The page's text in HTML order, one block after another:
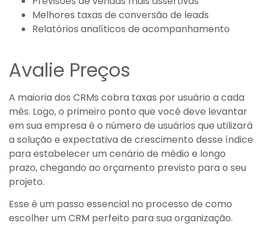
Melhores taxas de conversão de leads
Relatórios analíticos de acompanhamento
Avalie Preços
A maioria dos CRMs cobra taxas por usuário a cada
mês. Logo, o primeiro ponto que você deve levantar
em sua empresa é o número de usuários que utilizará
a solução e expectativa de crescimento desse índice
para estabelecer um cenário de médio e longo
prazo, chegando ao orçamento previsto para o seu
projeto.
Esse é um passo essencial no processo de como
escolher um CRM perfeito para sua organização.